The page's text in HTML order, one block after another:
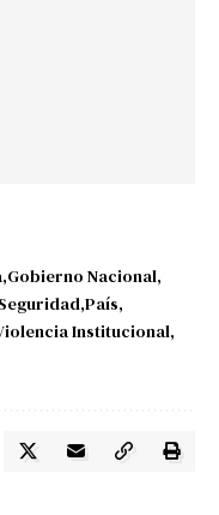
Gobierno Nacional
País
Institucional